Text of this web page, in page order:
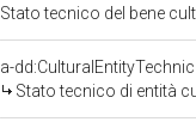
Stato tecnico del bene
a-
Stato tecnico di entità